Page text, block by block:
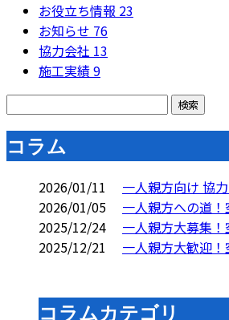
お役立ち情報 23
お知らせ 76
協力会社 13
施工実績9
コラム
2026/01/11
一人親方向け 協
2026/01/05
一人親方への道
2025/12/24
一人親方大募集
2025/12/21
一人親方大歓迎
コラムカテゴリ